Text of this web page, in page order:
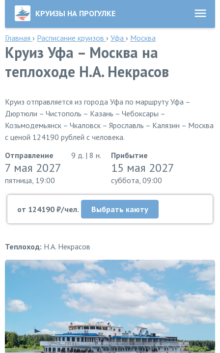
КРУИЗЫ НА ПРОГУЛКЕ
Главная › Расписание круизов › Уфа › Москва
Круиз Уфа – Москва на
теплоходе Н.А. Некрасов
Круиз отправляется из города Уфа по маршруту Уфа –
Дюртюли – Чистополь – Казань – Чебоксары –
Козьмодемьянск – Чкаловск – Ярославль – Калязин – Москва
с ценой 124190 рублей с человека.
Отправление
7 мая 2027
пятница, 19:00
9 д. | 8 н. Прибытие
15 мая 2027
суббота, 09:00
от 124190 ₽/чел. Выбрать каюту
Теплоход: Н.А. Некрасов